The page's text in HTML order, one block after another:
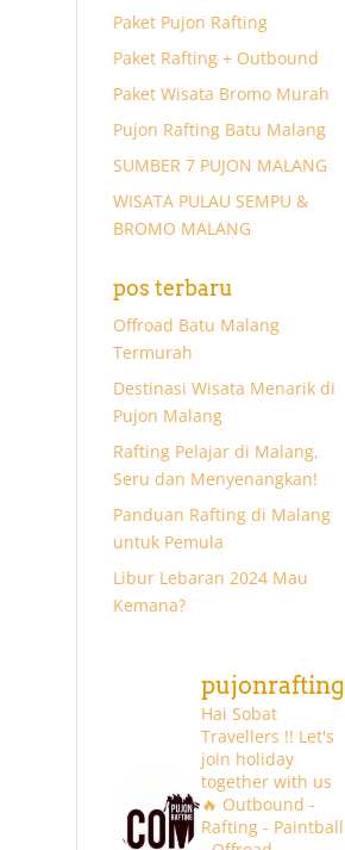
Paket Pujon Rafting
Paket Rafting + Outbound
Paket Wisata Bromo Murah
Pujon Rafting Batu Malang
SUMBER 7 PUJON MALANG
WISATA PULAU SEMPU &
BROMO MALANG
pos terbaru
Offroad Batu Malang
Termurah
Destinasi Wisata Menarik di
Pujon Malang
Rafting Pelajar di Malang,
Seru dan Menyenangkan!
Panduan Rafting di Malang
untuk Pemula
Libur Lebaran 2024 Mau
Kemana?
pujonrafting
Hai Sobat
Travellers !! Let's
join holiday
together with us
🔥 Outbound -
Rafting - Paintball